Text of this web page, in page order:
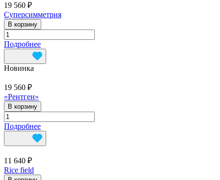
19 560 ₽
Суперсимметрия
В корзину
Подробнее
Новинка
19 560 ₽
«Рентген»
В корзину
Подробнее
11 640 ₽
Rice field